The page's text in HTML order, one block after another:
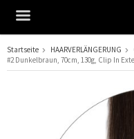
Das Produkt
Startseite HAARVERLÄNGERUNG
#2 Dunkelbraun, 70cm, 130g, Clip In